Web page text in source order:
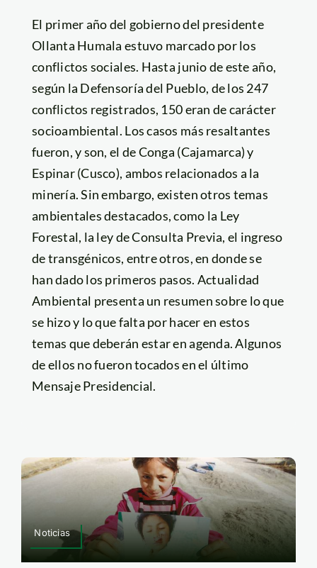
El primer año del gobierno del presidente
Ollanta Humala estuvo marcado por los
conflictos sociales. Hasta junio de este año,
según la Defensoría del Pueblo, de los 247
conflictos registrados, 150 eran de carácter
socioambiental. Los casos más resaltantes
fueron, y son, el de Conga (Cajamarca) y
Espinar (Cusco), ambos relacionados a la
minería. Sin embargo, existen otros temas
ambientales destacados, como la Ley
Forestal, la ley de Consulta Previa, el ingreso
de transgénicos, entre otros, en donde se
han dado los primeros pasos. Actualidad
Ambiental presenta un resumen sobre lo que
se hizo y lo que falta por hacer en estos
temas que deberán estar en agenda. Algunos
de ellos no fueron tocados en el último
Mensaje Presidencial.
Noticias